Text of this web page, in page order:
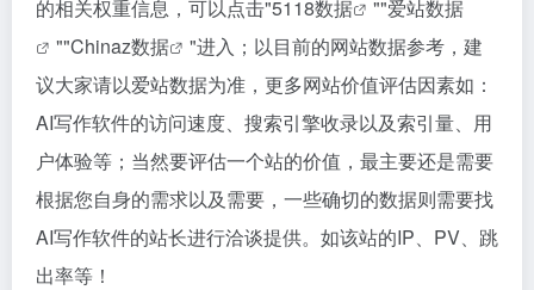
的相关权重信息，可以点击"5118数据 ""爱站数据
""Chinaz数据
"进入；以目前的网站数据参考，建
议大家请以爱站数据为准，更多网站价值评估因素如：
AI写作软件的访问速度、搜索引擎收录以及索引量、用
户体验等；当然要评估一个站的价值，最主要还是需要
根据您自身的需求以及需要，一些确切的数据则需要找
AI写作软件的站长进行洽谈提供。如该站的IP、PV、跳
出率等！